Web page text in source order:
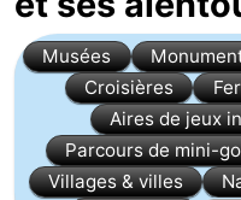
Avec
les
Passer
nuit
Appartements
Musées
Croisières
Aires de jeux
Parcours de mini-
Villages & villes